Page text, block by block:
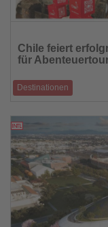
die
Nachrichten
Chile feiert
für
Destinationen
nachhaltige Zukunftsst